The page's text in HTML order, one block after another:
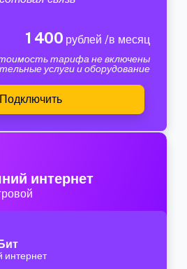
1 400 рублей /в месяц
тарифа не включены
услуги и оборудование
Подключить
интернет
интернет